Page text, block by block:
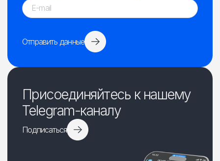
Отправить данные
Присоединяйтесь к нашему
Telegram-каналу
Подписаться